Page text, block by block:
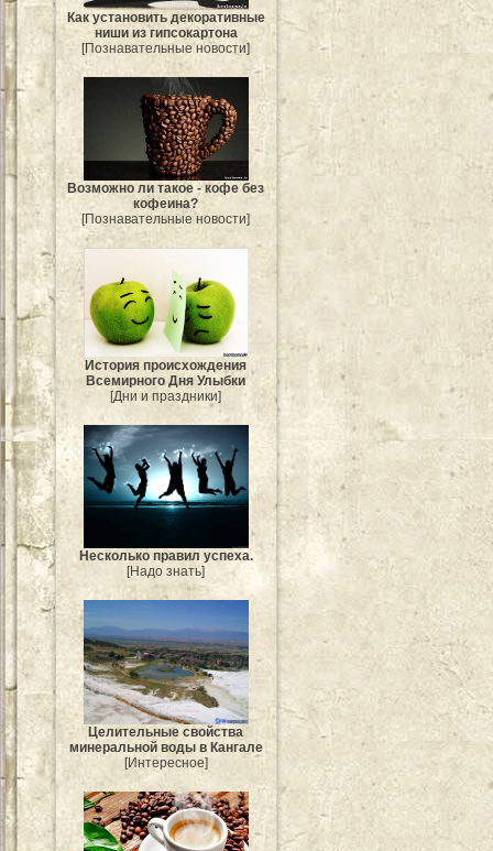
Как установить декоративные
ниши из гипсокартона
[Познавательные новости]
Возможно ли такое - кофе без
кофеина?
[Познавательные новости]
История происхождения
Всемирного Дня Улыбки
[Дни и праздники]
Несколько правил успеха.
[Надо знать]
Целительные свойства
минеральной воды в Кангале
[Интересное]